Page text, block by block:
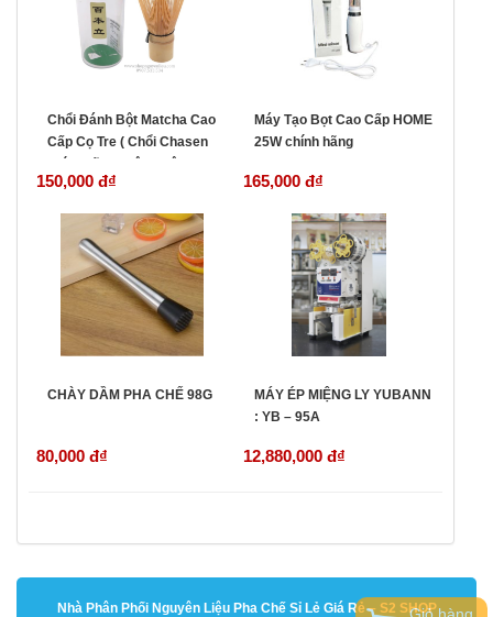
Chổi Đánh Bột Matcha Cao
Cấp Cọ Tre ( Chổi Chasen
150,000 đ₫
Máy Tạo Bọt Cao Cấp HOME
25W chính hãng
165,000 đ₫
CHÀY DẦM PHA CHẾ 98G
80,000 đ₫
MÁY ÉP MIỆNG LY YUBANN
: YB – 95A
12,880,000 đ₫
Nhà Phân Phối Nguyên Liệu Pha Chế Sỉ Lẻ Giá Rẻ – S2 SHOP